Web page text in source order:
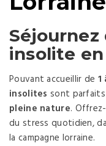
Séjournez
insolite
Pouvant accueillir de 1
insolites sont
pleine nature.
du stress quotidien,
la campagne lorraine.